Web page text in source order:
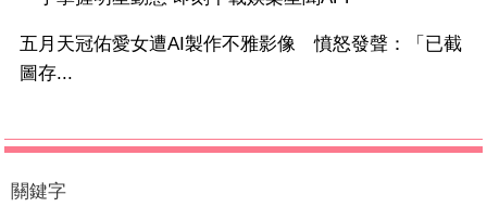
五月天冠佑愛女遭AI製作不雅影像 憤怒發聲：「已截
圖存...
關鍵字